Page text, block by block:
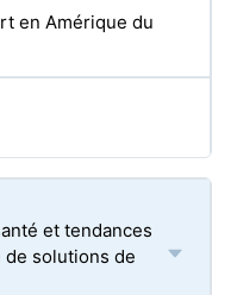
en Amérique du
et tendances
solutions de